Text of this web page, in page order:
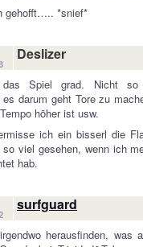
gehofft….. *snief*
Deslizer
das Spiel grad. Nicht
es darum geht Tore zu
höher ist usw.
ich ein bisserl die
viel gesehen, wenn ich
hab.
surfguard
herausfinden, was